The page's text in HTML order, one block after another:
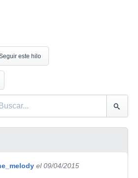
este hilo
el 09/04/2015